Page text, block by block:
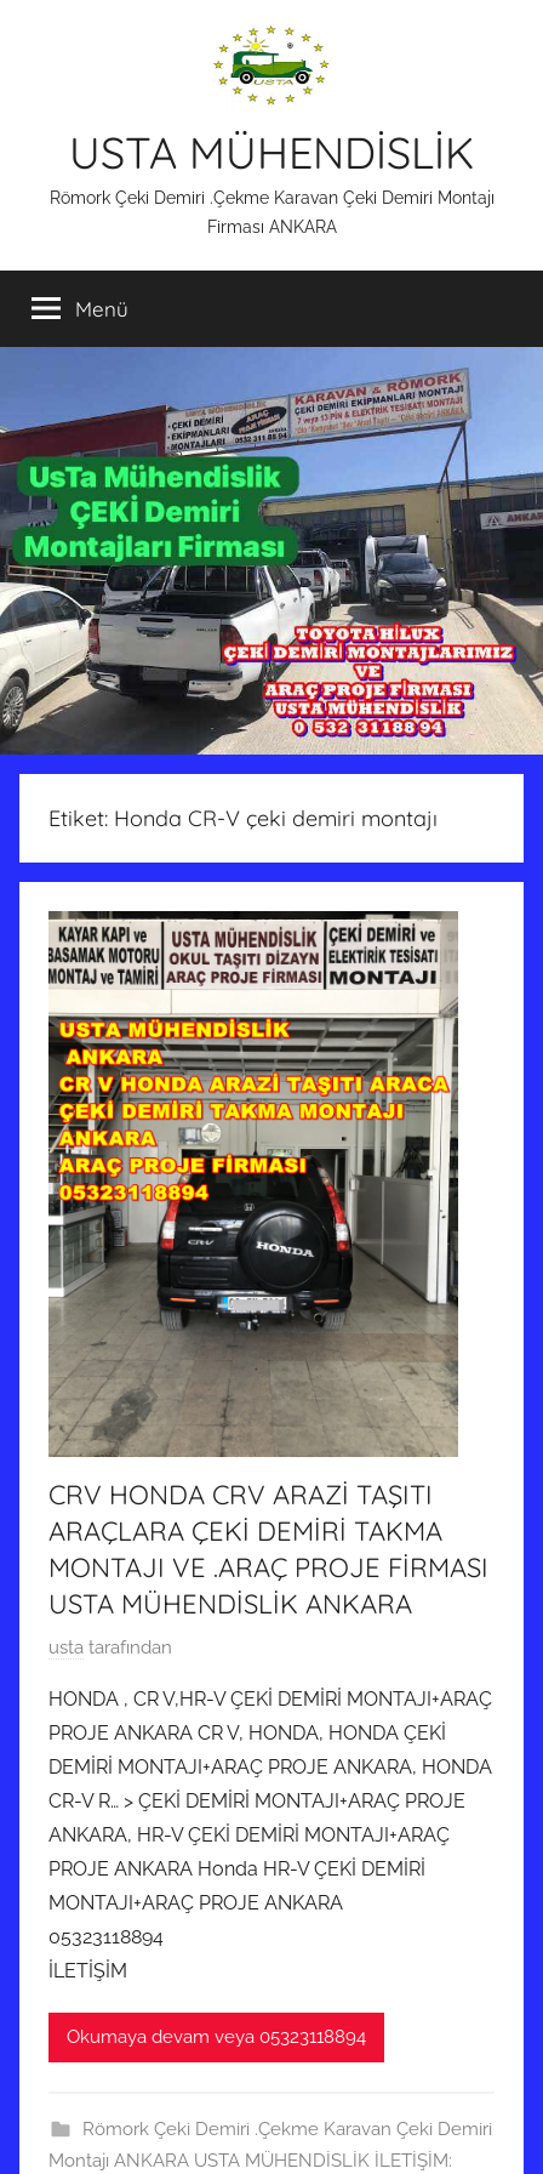
USTA MÜHENDİSLİK
Römork Çeki Demiri .Çekme Karavan Çeki Demiri Montajı
Firması ANKARA
Menü
Etiket: Honda CR-V çeki demiri montajı
CRV HONDA CRV ARAZİ TAŞITI
ARAÇLARA ÇEKİ DEMİRİ TAKMA
MONTAJI VE .ARAÇ PROJE FİRMASI
USTA MÜHENDİSLİK ANKARA
1
M
a
r
t
2
0
2
2
t
i
i
n
usta tarafından
HONDA , CR V,HR-V ÇEKİ DEMİRİ MONTAJI+ARAÇ
PROJE ANKARA CR V, HONDA, HONDA ÇEKİ
DEMİRİ MONTAJI+ARAÇ PROJE ANKARA, HONDA
CR-V R… > ÇEKİ DEMİRİ MONTAJI+ARAÇ PROJE
ANKARA, HR-V ÇEKİ DEMİRİ MONTAJI+ARAÇ
PROJE ANKARA Honda HR-V ÇEKİ DEMİRİ
MONTAJI+ARAÇ PROJE ANKARA
05323118894
İLETİŞİM
Okumaya devam veya 05323118894
Römork Çeki Demiri .Çekme Karavan Çeki Demiri
Montajı ANKARA USTA MÜHENDİSLİK İLETİŞİM: